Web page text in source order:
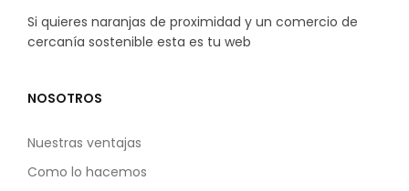
Si quieres naranjas de proximidad y un comercio de
cercanía sostenible esta es tu web
NOSOTROS
Nuestras ventajas
Como lo hacemos